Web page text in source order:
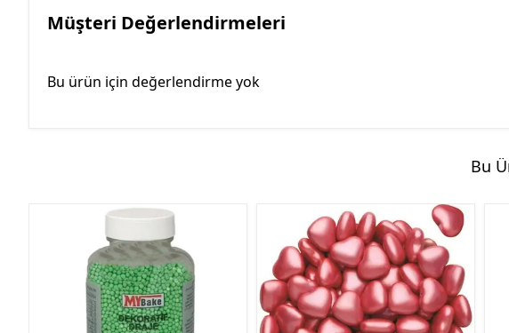
Müşteri Değerlendirmeleri
Bu ürün için değerlendirme yok
Bu